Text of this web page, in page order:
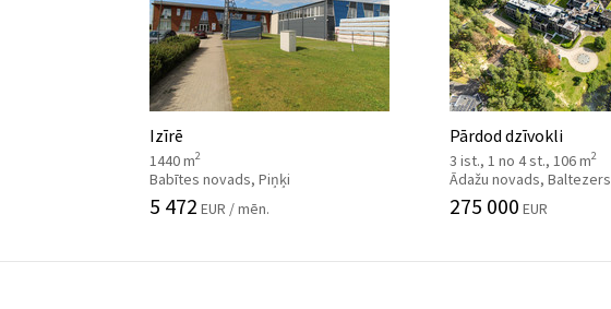
Izīrē
1440 m2
Babītes novads, Piņķi
5 472 EUR / mēn.
Pārdod dzīvokli
3 ist., 1 no 4 st., 106 m2
Ādažu novads, Baltezers
275 000 EUR